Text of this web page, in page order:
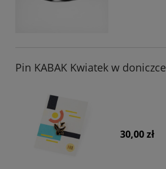
Pin KABAK Kwiatek w doniczce
30,00 zł